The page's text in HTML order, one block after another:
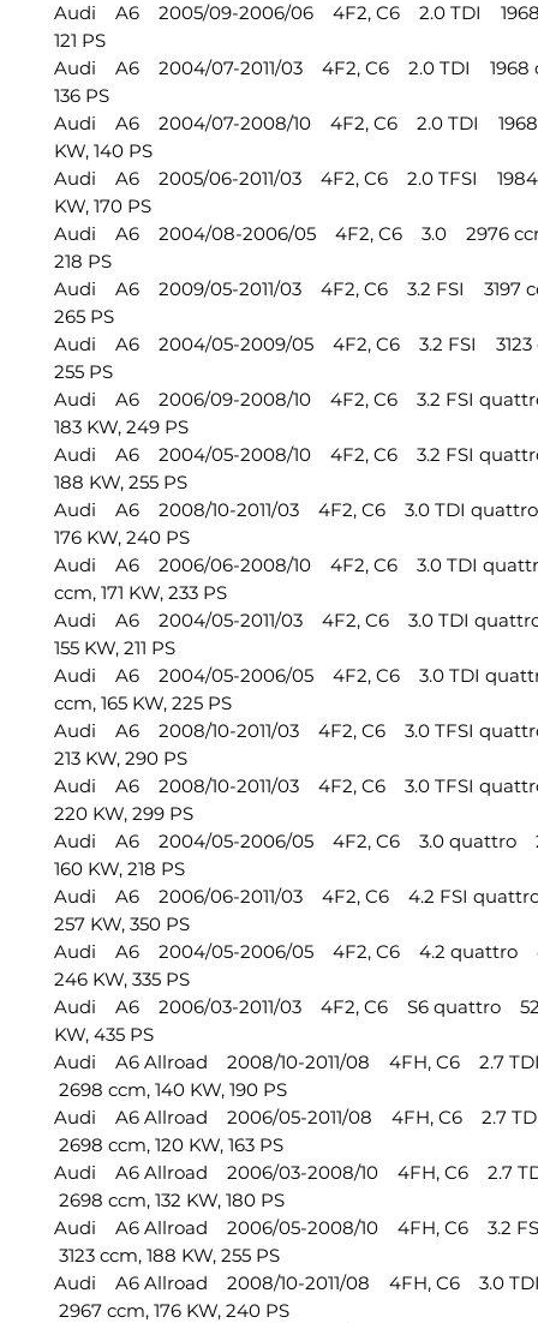
Audi A6 2005/09-2006/06 4F2, C6 2.0 TDI 1968
121 PS
Audi A6 2004/07-2011/03 4F2, C6 2.0 TDI 1968
136 PS
Audi A6 2004/07-2008/10 4F2, C6 2.0 TDI 1968
KW, 140 PS
Audi A6 2005/06-2011/03 4F2, C6 2.0 TFSI 1984
KW, 170 PS
Audi A6 2004/08-2006/05 4F2, C6 3.0 2976
218 PS
Audi A6 2009/05-2011/03 4F2, C6 3.2 FSI 3197
265 PS
Audi A6 2004/05-2009/05 4F2, C6 3.2 FSI 3123
255 PS
Audi A6 2006/09-2008/10 4F2, C6 3.2 FSI
183 KW, 249 PS
Audi A6 2004/05-2008/10 4F2, C6 3.2 FSI
188 KW, 255 PS
Audi A6 2008/10-2011/03 4F2, C6 3.0 TDI
176 KW, 240 PS
Audi A6 2006/06-2008/10 4F2, C6 3.0 TDI
ccm, 171 KW, 233 PS
Audi A6 2004/05-2011/03 4F2, C6 3.0 TDI
155 KW, 211 PS
Audi A6 2004/05-2006/05 4F2, C6 3.0 TDI
ccm, 165 KW, 225 PS
Audi A6 2008/10-2011/03 4F2, C6 3.0 TFSI
213 KW, 290 PS
Audi A6 2008/10-2011/03 4F2, C6 3.0 TFSI
220 KW, 299 PS
Audi A6 2004/05-2006/05 4F2, C6 3.0 quattro
160 KW, 218 PS
Audi A6 2006/06-2011/03 4F2, C6 4.2 FSI
257 KW, 350 PS
Audi A6 2004/05-2006/05 4F2, C6 4.2 quattro
246 KW, 335 PS
Audi A6 2006/03-2011/03 4F2, C6 S6 quattro
KW, 435 PS
Audi A6 Allroad 2008/10-2011/08 4FH, C6 2.7
2698 ccm, 140 KW, 190 PS
Audi A6 Allroad 2006/05-2011/08 4FH, C6 2.7
2698 ccm, 120 KW, 163 PS
Audi A6 Allroad 2006/03-2008/10 4FH, C6 2.7
2698 ccm, 132 KW, 180 PS
Audi A6 Allroad 2006/05-2008/10 4FH, C6 3.2
3123 ccm, 188 KW, 255 PS
Audi A6 Allroad 2008/10-2011/08 4FH, C6 3.0
2967 ccm, 176 KW, 240 PS